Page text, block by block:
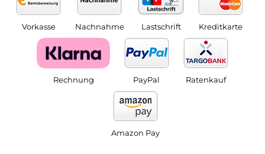
Vorkasse Nachnahme Lastschrift Kreditkarte
Rechnung PayPal Ratenkauf
Amazon Pay